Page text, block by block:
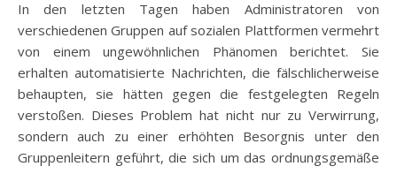
In den letzten Tagen haben Administratoren von
verschiedenen Gruppen auf sozialen Plattformen vermehrt
von einem ungewöhnlichen Phänomen berichtet. Sie
erhalten automatisierte Nachrichten, die fälschlicherweise
behaupten, sie hätten gegen die festgelegten Regeln
verstoßen. Dieses Problem hat nicht nur zu Verwirrung,
sondern auch zu einer erhöhten Besorgnis unter den
Gruppenleitern geführt, die sich um das ordnungsgemäße